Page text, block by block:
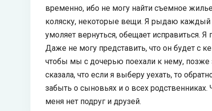
временно, ибо не могу найти съемное
коляску, некоторые вещи. Я рыдаю
умоляет вернуться, обещает исправиться.
Даже не могу представить, что он будет с
чтобы мы с дочерью поехали к нему, позже
сказала, что если я выберу уехать, то
забыть о сыновьях и о всех
меня нет подруг и друзей.